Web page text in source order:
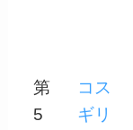
第
5
コス
ギリ